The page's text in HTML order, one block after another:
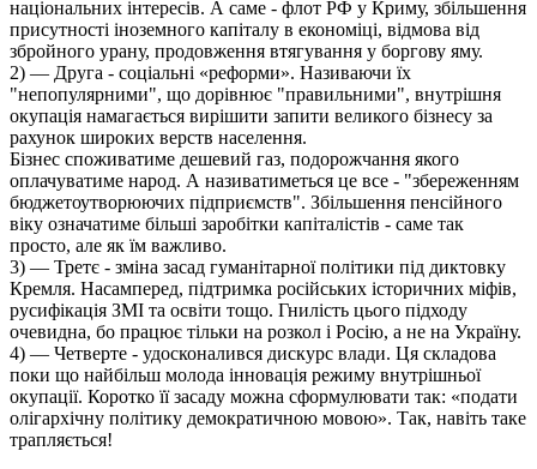
національних інтересів. А саме - флот РФ у Криму, збільшення
присутності іноземного капіталу в економіці, відмова від
збройного урану, продовження втягування у боргову яму.
2) — Друга - соціальні «реформи». Називаючи їх
"непопулярними", що дорівнює "правильними", внутрішня
окупація намагається вирішити запити великого бізнесу за
рахунок широких верств населення.
Бізнес споживатиме дешевий газ, подорожчання якого
оплачуватиме народ. А називатиметься це все - "збереженням
бюджетоутворюючих підприємств". Збільшення пенсійного
віку означатиме більші заробітки капіталістів - саме так
просто, але як їм важливо.
3) — Третє - зміна засад гуманітарної політики під диктовку
Кремля. Насамперед, підтримка російських історичних міфів,
русифікація ЗМІ та освіти тощо. Гнилість цього підходу
очевидна, бо працює тільки на розкол і Росію, а не на Україну.
4) — Четверте - удосконалився дискурс влади. Ця складова
поки що найбільш молода інновація режиму внутрішньої
окупації. Коротко її засаду можна сформулювати так: «подати
олігархічну політику демократичною мовою». Так, навіть таке
трапляється!